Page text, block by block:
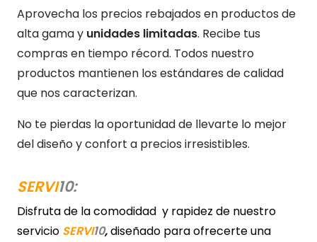
Aprovecha los precios rebajados en productos de
alta gama y unidades limitadas. Recibe tus
compras en tiempo récord. Todos nuestro
productos mantienen los estándares de calidad
que nos caracterizan.
No te pierdas la oportunidad de llevarte lo mejor
del diseño y confort a precios irresistibles.
SERVI10:
Disfruta de la comodidad y rapidez de nuestro
servicio SERVI10,diseñado para ofrecerte una